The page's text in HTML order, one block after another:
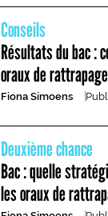
Conseils
Résultats du bac :
oraux de
Fiona Simoens
Deuxième chance
Bac : quelle
les oraux de